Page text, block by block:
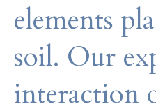
elements
soil. Our
interaction